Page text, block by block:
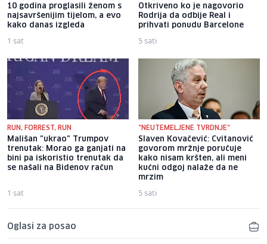
10 godina proglasili ženom s
najsavršenijim tijelom, a evo
kako danas izgleda
1 sat
Otkriveno ko je nagovorio
Rodrija da odbije Real i
prihvati ponudu Barcelone
5 sati
RUN, FORREST, RUN
Mališan "ukrao" Trumpov
trenutak: Morao ga ganjati na
bini pa iskoristio trenutak da
se našali na Bidenov račun
1 sat
"NEUTEMELJENE TVRDNJE"
Slaven Kovačević: Cvitanović
govorom mržnje poručuje
kako nisam kršten, ali meni
kućni odgoj nalaže da ne
mrzim
5 sati
Oglasi za posao